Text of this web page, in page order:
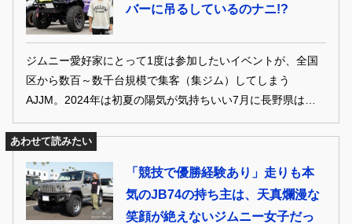
バーに吊るしているのナニ!?
ジムニー愛好家にとって1度は参加したいイベントが、全国
区から数百～数千台規模で集客（集ジム）してしまう
AJJM。2024年は初夏の陽気が気持ちいい7月に長野県は
あわせて読みたい
「競技で優勝経験あり」走りも本
気のJB74の持ち主は、天真爛漫な
笑顔が絶えないジムニー女子だっ